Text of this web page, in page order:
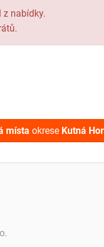
z nabídky.
místa okrese Kutná